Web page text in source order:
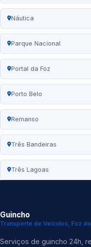
Náutica
Parque Nacional
Portal da Foz
Porto Belo
Remanso
Três Bandeiras
Três Lagoas
Guincho
Transporte de Veículos, Foz
Serviços de guincho 24h,